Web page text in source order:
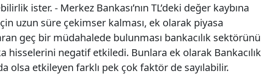
ister. - Merkez Bankası’nın TL’deki değer kaybına
uzun süre çekimser kalması, ek olarak piyasa
geç bir müdahalede bulunması bankacılık sektörünü
hisselerini negatif etkiledi. Bunlara ek olarak Bankacılık
olsa etkileyen farklı pek çok faktör de sayılabilir.